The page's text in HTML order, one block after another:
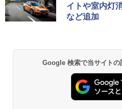
イトや室内灯
など追加
Google 検索で当サイトの